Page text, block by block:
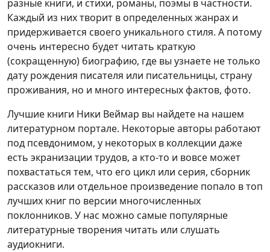
разные книги, и стихи, романы, поэмы в частности.
Каждый из них творит в определенных жанрах и
придерживается своего уникального стиля. А потому
очень интересно будет читать краткую
(сокращенную) биографию, где вы узнаете не только
дату рождения писателя или писательницы, страну
проживания, но и много интересных фактов, фото.
Лучшие книги Ники Веймар вы найдете на нашем
литературном портале. Некоторые авторы работают
под псевдонимом, у некоторых в коллекции даже
есть экранизации трудов, а кто-то и вовсе может
похвастаться тем, что его цикл или серия, сборник
рассказов или отдельное произведение попало в топ
лучших книг по версии многочисленных
поклонников. У нас можно самые популярные
литературные творения читать или слушать
аудиокниги.